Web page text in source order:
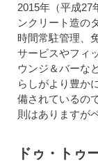
2015年（平成27
ンクリート造の
時間常駐管理、
サービスやフィ
ウンジ＆バーな
らしがより豊か
備されているの
則はありますが
ドゥ・トゥ